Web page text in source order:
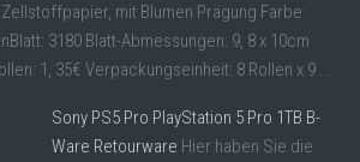
mit Blumen Prägung Farbe:
3180 Blatt-Abmessungen: 9, 8 x 10cm
1, 35€ Verpackungseinheit: 8 Rollen x 9 ...
Sony PS5 Pro PlayStation 5 Pro 1TB B-
Ware Retourware Hier haben Sie die